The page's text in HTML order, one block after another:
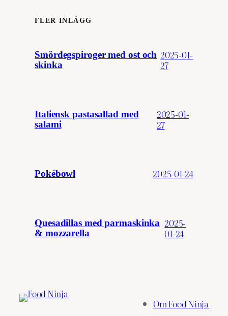
FLER INLÄGG
Smördegspiroger med ost och
skinka
2025-01-
27
Italiensk pastasallad med
salami
2025-01-
27
Pokébowl 2025-01-24
Quesadillas med parmaskinka
& mozzarella
2025-
01-24
Om Food Ninja